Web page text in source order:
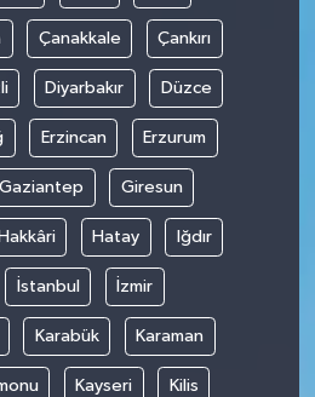
Çanakkale Çankırı
Diyarbakır Düzce
Erzincan Erzurum
Gaziantep Giresun
Hakkâri Hatay Iğdır
İstanbul İzmir
Karabük Karaman
Kayseri Kilis